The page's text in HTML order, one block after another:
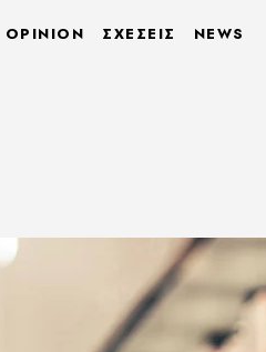
OPINION ΣΧΕΣΕΙΣ NEWS